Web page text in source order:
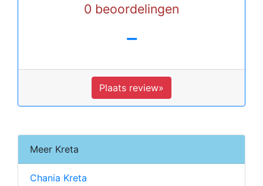
0 beoordelingen
-
Plaats review»
Meer Kreta
Chania Kreta